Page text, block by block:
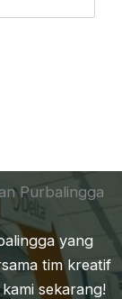
Purbalingga
yang
tim kreatif
sekarang!